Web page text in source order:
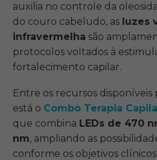
auxilia no controle da
do couro cabeludo, as luzes
infravermelha são
protocolos voltados à
fortalecimento capilar.
Entre os recursos disponíveis
está o Combo Terapia
que combina LEDs de 470
nm, ampliando as
conforme os objetivos clínicos.